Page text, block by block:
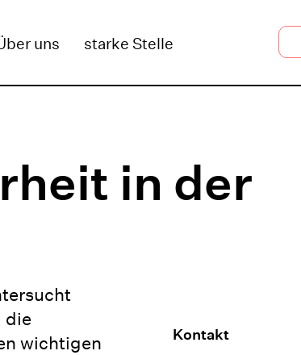
uns starke Stelle
in der
die
wichtigen
Kontakt